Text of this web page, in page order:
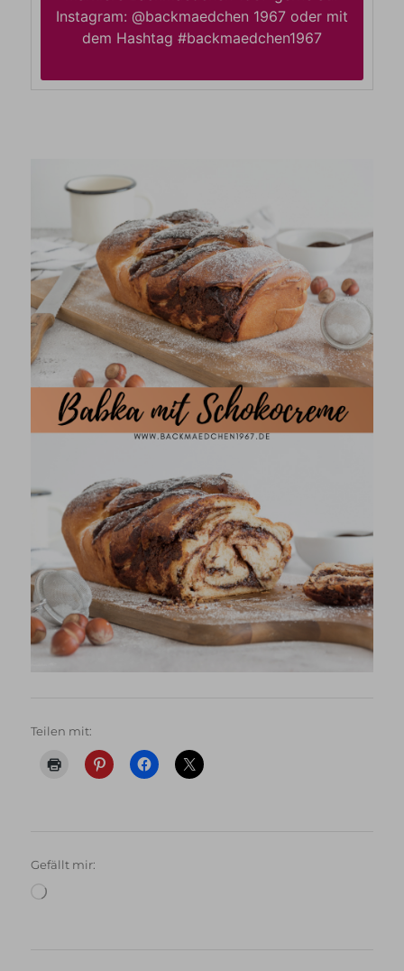
Instagram: @backmaedchen 1967 oder mit
dem Hashtag #backmaedchen1967
Teilen mit:
Gefällt mir:
Wird
geladen …